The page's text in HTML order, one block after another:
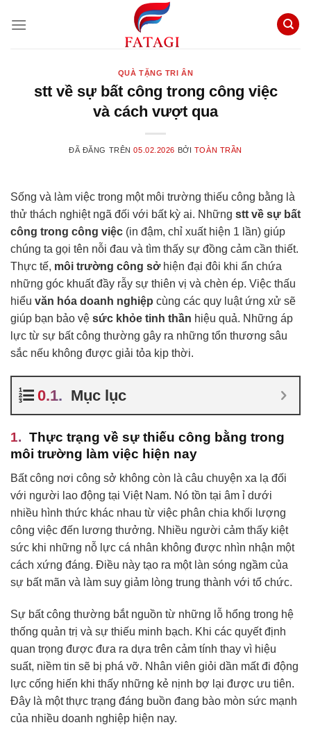
đến
QUÀ TẶNG TRI ÂN
stt về sự bất công trong công việc
và cách vượt qua
ĐÃ ĐĂNG TRÊN05.02.2026 BỞI TOÀN TRẦN
Sống và làm việc trong một môi trường thiếu công bằng là
thử thách nghiệt ngã đối với bất kỳ ai. Những stt về sự bất
công trong công việc (in đậm, chỉ xuất hiện 1 lần) giúp
chúng ta gọi tên nỗi đau và tìm thấy sự đồng cảm cần thiết.
Thực tế, môi trường công sởhiện đại đôi khi ẩn chứa
những góc khuất đầy rẫy sự thiên vị và chèn ép. Việc thấu
hiểu văn hóa doanh nghiệp cùng các quy luật ứng xử sẽ
giúp bạn bảo vệ sức khỏe tinh thần hiệu quả. Những áp
lực từ sự bất công thường gây ra những tổn thương sâu
sắc nếu không được giải tỏa kịp thời.
Mục lục
Thực trạng về sự thiếu công bằng trong
môi trường làm việc hiện nay
Bất công nơi công sở không còn là câu chuyện xa lạ đối
với người lao động tại Việt Nam. Nó tồn tại âm ỉ dưới
nhiều hình thức khác nhau từ việc phân chia khối lượng
công việc đến lương thưởng. Nhiều người cảm thấy kiệt
sức khi những nỗ lực cá nhân không được nhìn nhận một
cách xứng đáng. Điều này tạo ra một làn sóng ngầm của
sự bất mãn và làm suy giảm lòng trung thành với tổ chức.
Sự bất công thường bắt nguồn từ những lỗ hổng trong hệ
thống quản trị và sự thiếu minh bạch. Khi các quyết định
quan trọng được đưa ra dựa trên cảm tính thay vì hiệu
suất, niềm tin sẽ bị phá vỡ. Nhân viên giỏi dần mất đi động
lực cống hiến khi thấy những kẻ nịnh bợ lại được ưu tiên.
Đây là một thực trạng đáng buồn đang bào mòn sức mạnh
của nhiều doanh nghiệp hiện nay.